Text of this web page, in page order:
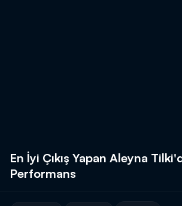
En İyi Çıkış Yapan Aleyna
Performans